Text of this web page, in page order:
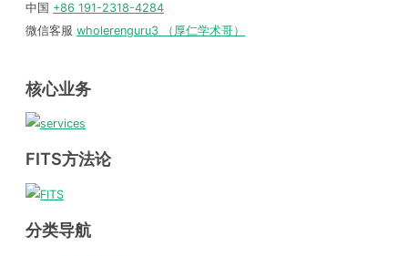
中国 +86 191-2318-4284
微信客服 wholerenguru3 （厚仁学术哥）
核心业务
FITS方法论
分类导航